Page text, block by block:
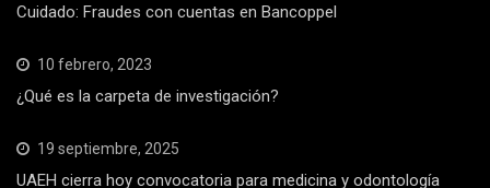
Cuidado: Fraudes con cuentas en Bancoppel
10 febrero, 2023
¿Qué es la carpeta de investigación?
19 septiembre, 2025
UAEH cierra hoy convocatoria para medicina y odontología